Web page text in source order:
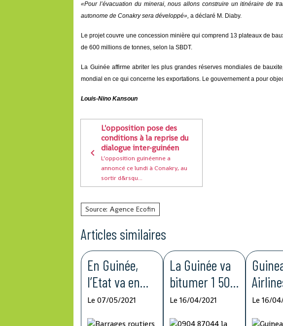
«Pour l’évacuation du minerai, nous allons construire un itinéraire de
autonome de Conakry sera développé», a déclaré M. Diaby.
Le projet couvre une concession minière qui comprend 13 plateaux de
de 600 millions de tonnes, selon la SBDT.
La Guinée affirme abriter les plus grandes réserves mondiales de
mondial en ce qui concerne les exportations. Le gouvernement a pour
Louis-Nino Kansoun
L'opposition pose des
conditions à la reprise du
dialogue inter-guinéen
L’opposition guinéenne a
annoncé ce lundi à Conakry, au
sortir d&rsqu...
Source: Agence Ecofin
Articles similaires
En Guinée,
l’Etat va en
guerre contre
les barrages
Le 07/05/2021
La Guinée va
bitumer 1 500
km de route
dans le cadre
Le 16/04/2021 Le 16/